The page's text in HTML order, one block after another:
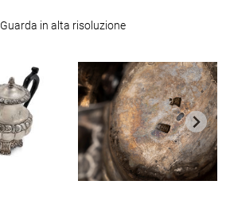
Guarda in alta risoluzione